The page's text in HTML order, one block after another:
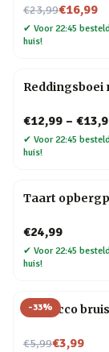
€23,99
Nu voor€16,99
✔ Voor 22:45
huis!
Reddingsboei
€12,99 –
✔ Voor 22:45
huis!
Taart
€24,99
✔ Voor 22:45
huis!
-33%
Prosecco
€5,99
Nu voor€3,99